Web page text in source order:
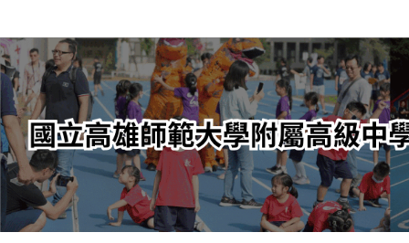
轉
至
主
內
容